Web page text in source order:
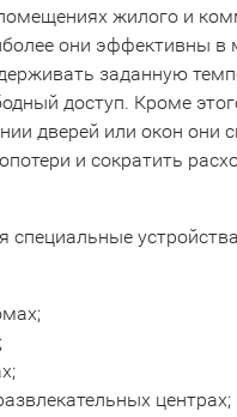
жилого и
они эффективны в
заданную
доступ. Кроме
дверей или окон они
и сократить
специальные
центрах;